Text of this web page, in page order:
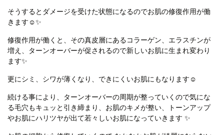
そうするとダメージを受けた状態になるのでお肌の修復作用が働
きます☺✨
修復作用が働くと、その真皮層にあるコラーゲン、エラスチンが
増え、ターンオーバーが促されるので新しいお肌に生まれ変わり
ます✨
更にシミ、シワが薄くなり、できにくいお肌にもなります☺
続ける事により、ターンオーバーの周期が整っていくので気にな
る毛穴もキュッと引き締まり、お肌のキメが整い、トーンアップ
やお肌にハリツヤが出て若々しいお肌になっていきます ✨